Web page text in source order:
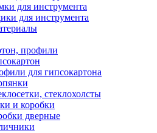
для инструмента
для инструмента
профили
для гипсокартона
стеклохолсты
и коробки
дверные